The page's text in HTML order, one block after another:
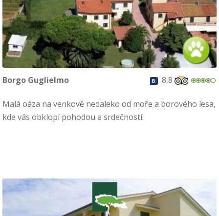
Borgo Guglielmo 8,8
Malá oáza na venkově nedaleko od moře a borového lesa,
kde vás obklopí pohodou a srdečností.